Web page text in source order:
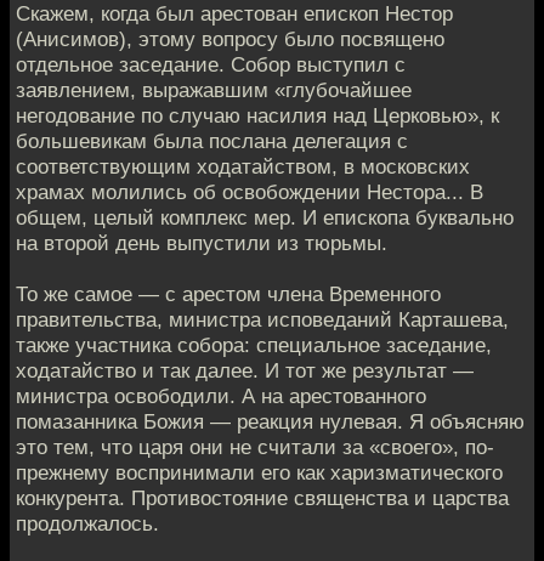
Скажем, когда был арестован епископ Нестор
(Анисимов), этому вопросу было посвящено
отдельное заседание. Собор выступил с
заявлением, выражавшим «глубочайшее
негодование по случаю насилия над Церковью», к
большевикам была послана делегация с
соответствующим ходатайством, в московских
храмах молились об освобождении Нестора... В
общем, целый комплекс мер. И епископа буквально
на второй день выпустили из тюрьмы.
То же самое — с арестом члена Временного
правительства, министра исповеданий Карташева,
также участника собора: специальное заседание,
ходатайство и так далее. И тот же результат —
министра освободили. А на арестованного
помазанника Божия — реакция нулевая. Я объясняю
это тем, что царя они не считали за «своего», по-
прежнему воспринимали его как харизматического
конкурента. Противостояние священства и царства
продолжалось.